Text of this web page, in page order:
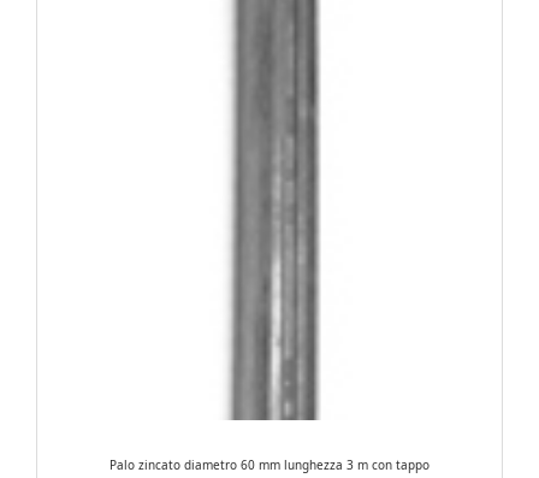
Palo zincato diametro 60 mm lunghezza 3 m con tappo